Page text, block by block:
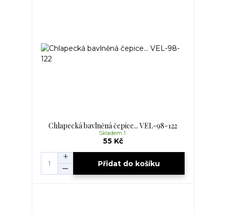
Chlapecká bavlněná čepice... VEL-98-122
55 Kč
Skladem 1
Přidat do košíku